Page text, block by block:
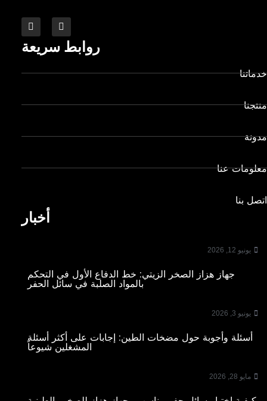
روابط سريعة
خدماتنا
منتجنا
مدونة
معلومات عنا
اتصل بنا
أخبار
يونيو 12, 2026
جهاز هزاز الصخر الزيتي: خط الدفاع الأول في التحكم
بالمواد الصلبة في سائل الحفر
يونيو 3, 2026
أسئلة وأجوبة حول مضخات الطين: إجابات على أكثر أسئلة
المشغلين شيوعاً
مايو 28, 2026